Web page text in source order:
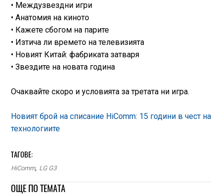
• Междузвездни игри
• Анатомия на киното
• Кажете сбогом на парите
• Изтича ли времето на телевизията
• Новият Китай: фабриката затваря
• Звездите на новата година
Очаквайте скоро и условията за третата ни игра.
Новият брой на списание HiComm: 15 години в чест на
технологиите
ТАГОВЕ:
HiComm, LG G3
ОЩЕ ПО ТЕМАТА